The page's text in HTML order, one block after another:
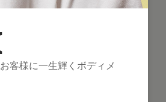
客様に一生輝くボディメ